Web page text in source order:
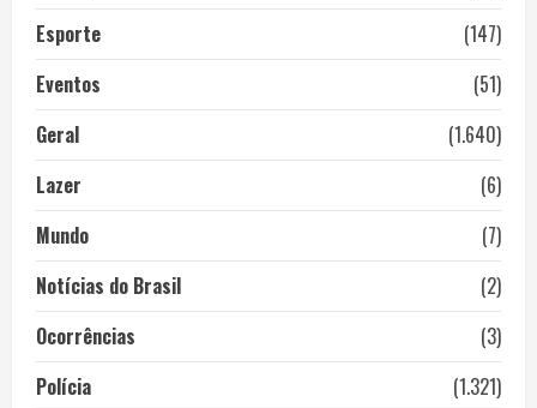
Esporte
(147)
Eventos
(51)
Geral
(1.640)
Lazer
(6)
Mundo
(7)
Notícias do Brasil
(2)
Ocorrências
(3)
Polícia
(1.321)